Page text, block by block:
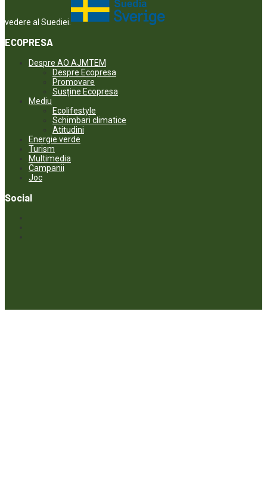
vedere al Suediei.
ECOPRESA
Despre AO AJMTEM
Despre Ecopresa
Promovare
Susține Ecopresa
Mediu
Ecolifestyle
Schimbari climatice
Atitudini
Energie verde
Turism
Multimedia
Campanii
Joc
Social